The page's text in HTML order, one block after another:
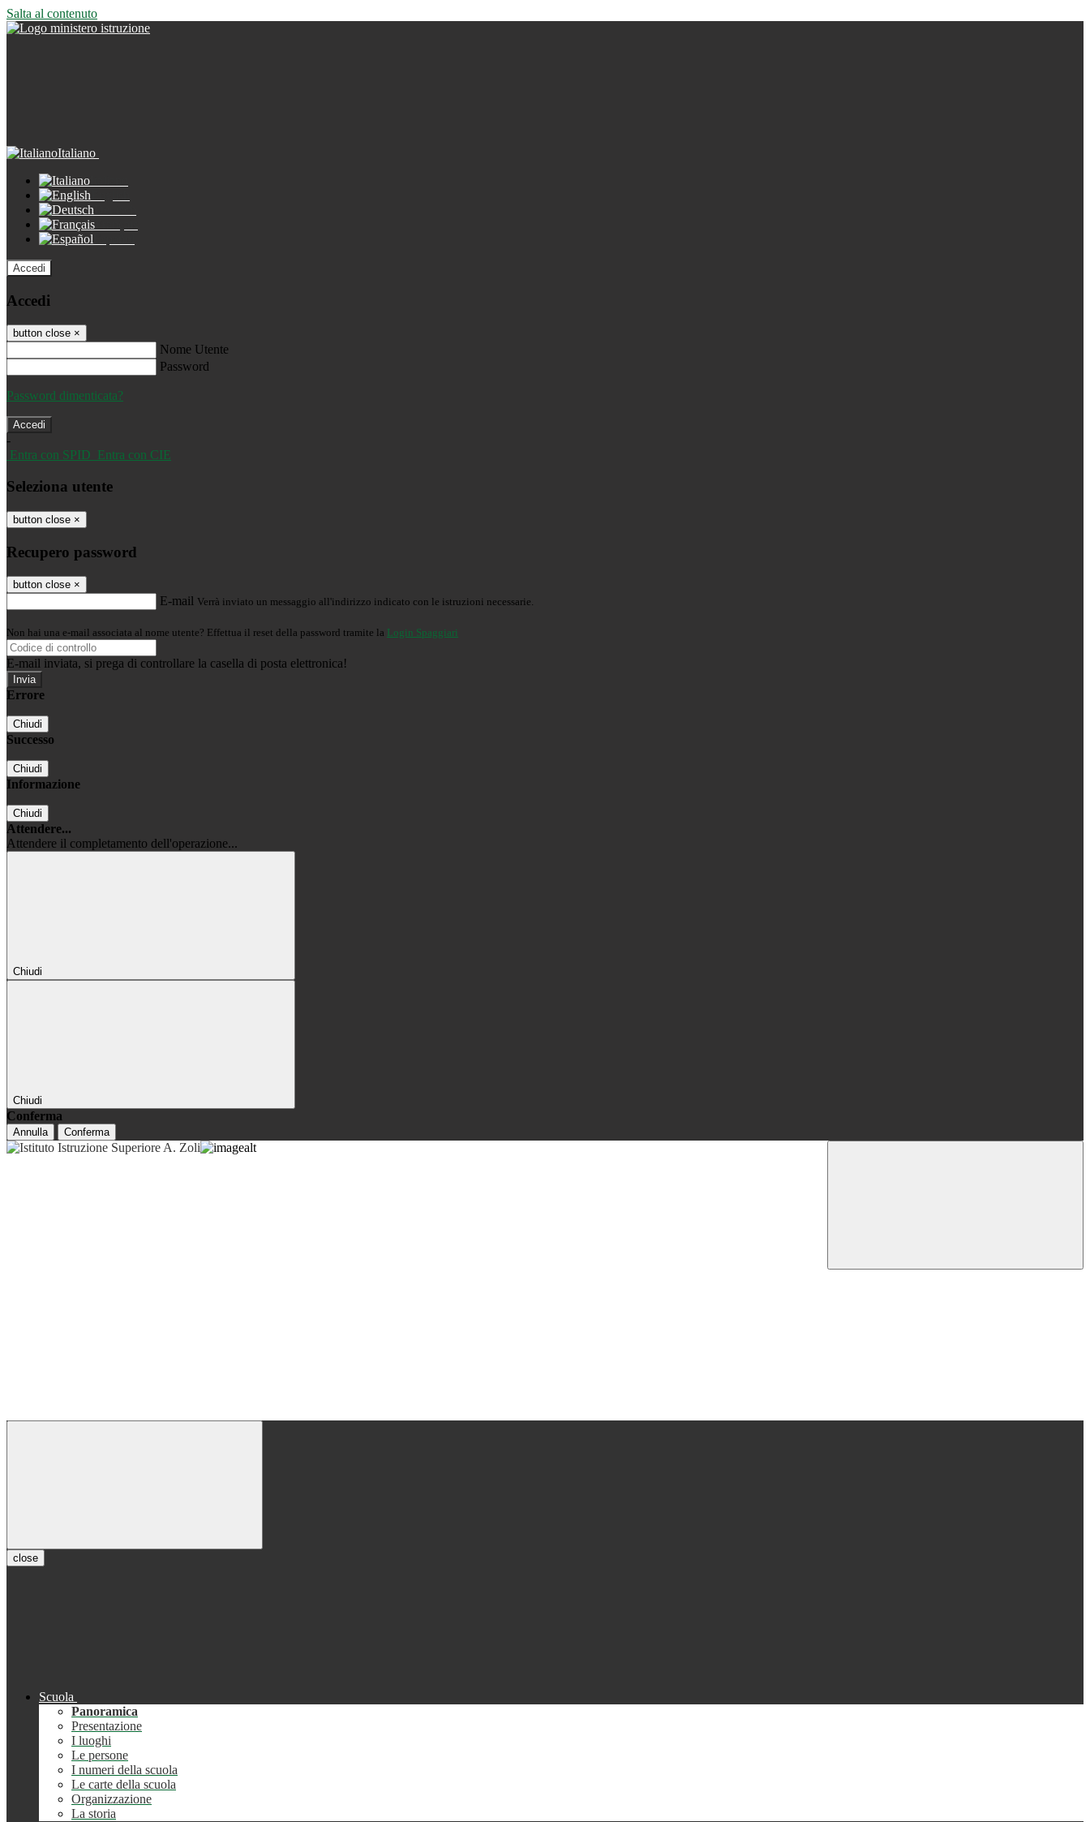
Salta al contenuto
Italiano
Accedi
Accedi
button close ×
Nome Utente
Password
Password dimenticata?
-
Entra con SPID Entra con CIE
Seleziona utente
button close ×
Recupero password
button close ×
E-mail Verrà inviato un messaggio all'indirizzo indicato con le istruzioni necessarie.
Non hai una e-mail associata al nome utente? Effettua il reset della password tramite la Login Spaggiari
E-mail inviata, si prega di controllare la casella di posta elettronica!
Errore
Chiudi
Successo
Chiudi
Informazione
Chiudi
Attendere...
Attendere il completamento dell'operazione...
Chiudi
Chiudi
Conferma
Annulla Conferma
close
Scuola
Panoramica
Presentazione
I luoghi
Le persone
I numeri della scuola
Le carte della scuola
Organizzazione
La storia